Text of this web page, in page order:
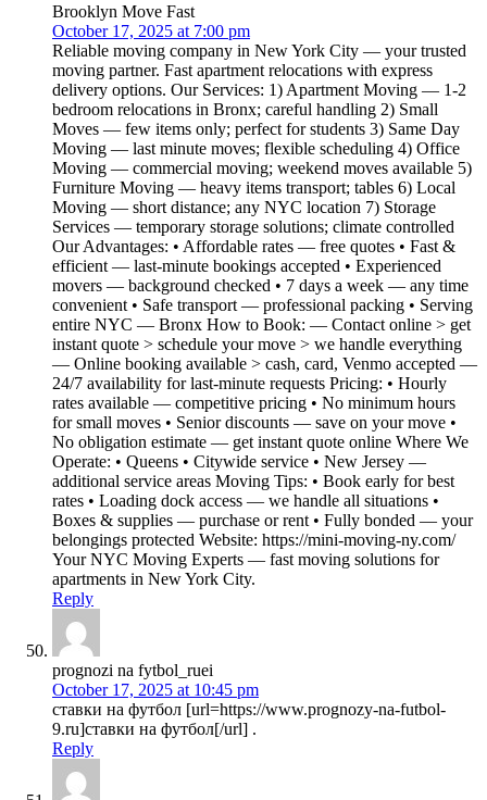
Brooklyn Move Fast
October 17, 2025 at 7:00 pm
Reliable moving company in New York City — your trusted
moving partner. Fast apartment relocations with express
delivery options. Our Services: 1) Apartment Moving — 1-2
bedroom relocations in Bronx; careful handling 2) Small
Moves — few items only; perfect for students 3) Same Day
Moving — last minute moves; flexible scheduling 4) Office
Moving — commercial moving; weekend moves available 5)
Furniture Moving — heavy items transport; tables 6) Local
Moving — short distance; any NYC location 7) Storage
Services — temporary storage solutions; climate controlled
Our Advantages: • Affordable rates — free quotes • Fast &
efficient — last-minute bookings accepted • Experienced
movers — background checked • 7 days a week — any time
convenient • Safe transport — professional packing • Serving
entire NYC — Bronx How to Book: — Contact online > get
instant quote > schedule your move > we handle everything
— Online booking available > cash, card, Venmo accepted —
24/7 availability for last-minute requests Pricing: • Hourly
rates available — competitive pricing • No minimum hours
for small moves • Senior discounts — save on your move •
No obligation estimate — get instant quote online Where We
Operate: • Queens • Citywide service • New Jersey —
additional service areas Moving Tips: • Book early for best
rates • Loading dock access — we handle all situations •
Boxes & supplies — purchase or rent • Fully bonded — your
belongings protected Website: https://mini-moving-ny.com/
Your NYC Moving Experts — fast moving solutions for
apartments in New York City.
Reply
prognozi na fytbol_ruei
October 17, 2025 at 10:45 pm
ставки на футбол [url=https://www.prognozy-na-futbol-
9.ru]ставки на футбол[/url] .
Reply